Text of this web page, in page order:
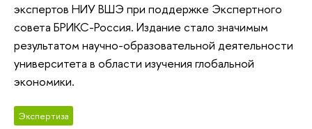
экспертов НИУ ВШЭ при поддержке Экспертного
совета БРИКС-Россия. Издание стало значимым
результатом научно-образовательной деятельности
университета в области изучения глобальной
экономики.
Экспертиза